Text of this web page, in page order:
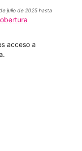
julio de 2025 hasta
acceso a